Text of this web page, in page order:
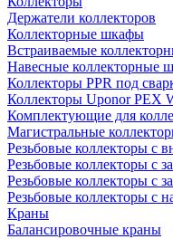
Держатели коллекторов
Коллекторные шкафы
Встраиваемые
Навесные коллекторные
Коллекторы PPR под
Коллекторы Uponor PEX
Комплектующие для
Магистральные
Резьбовые коллекторы с
Резьбовые коллекторы с
Резьбовые коллекторы с
Резьбовые коллекторы с
Краны
Балансировочные краны